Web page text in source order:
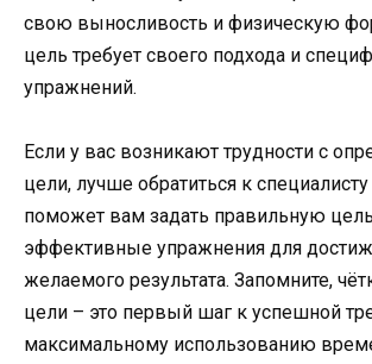
свою выносливость и физическую
цель требует своего подхода и
упражнений.
Если у вас возникают трудности с
цели, лучше обратиться к
поможет вам задать правильную
эффективные упражнения для
желаемого результата. Запомните,
цели – это первый шаг к успешной
максимальному использованию